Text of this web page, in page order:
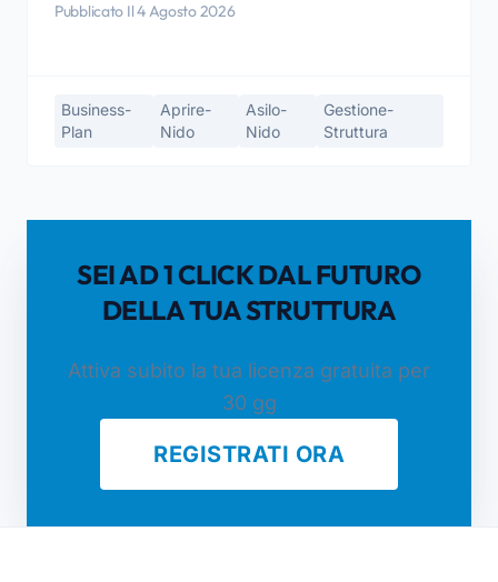
Pubblicato Il 4 Agosto 2026
Business-
Plan
Aprire-
Nido
Asilo-
Nido
Gestione-
Struttura
SEI AD 1 CLICK DAL FUTURO
DELLA TUA STRUTTURA
Attiva subito la tua licenza gratuita per
30 gg
REGISTRATI ORA